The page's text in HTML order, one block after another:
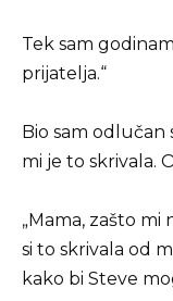
Tek sam
prijatelja.“
Bio sam odlučan
mi je to skrivala.
„Mama, zašto mi
si to skrivala od
kako bi Steve